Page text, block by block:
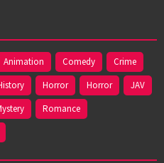
Animation Comedy
Crime
Horror Horror
JAV
Romance